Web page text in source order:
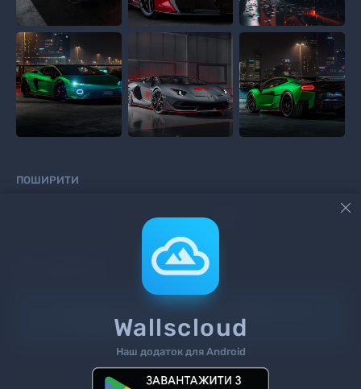
ПОШИРИТИ
зареєструйтесь
Пошук Теги Контакти

Wallscloud
Наш додаток для Android